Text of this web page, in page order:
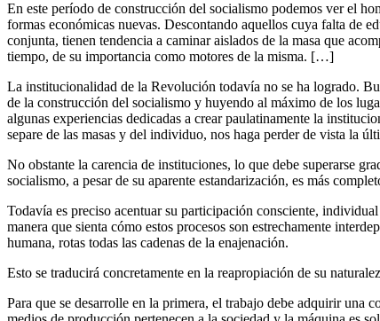
En este período de construcción del socialismo podemos ver el
formas económicas nuevas. Descontando aquellos cuya falta de
conjunta, tienen tendencia a caminar aislados de la masa que
tiempo, de su importancia como motores de la misma. […]
La institucionalidad de la Revolución todavía no se ha logrado.
de la construcción del socialismo y huyendo al máximo de los
algunas experiencias dedicadas a crear paulatinamente la
separe de las masas y del individuo, nos haga perder de vista la
No obstante la carencia de instituciones, lo que debe superarse
socialismo, a pesar de su aparente estandarización, es más
Todavía es preciso acentuar su participación consciente,
manera que sienta cómo estos procesos son estrechamente
humana, rotas todas las cadenas de la enajenación.
Esto se traducirá concretamente en la reapropiación de su
Para que se desarrolle en la primera, el trabajo debe adquirir una